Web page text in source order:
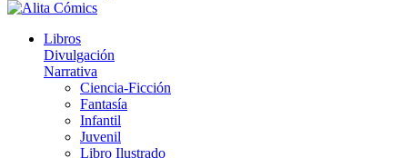
Libros
Divulgación
Narrativa
Ciencia-Ficción
Fantasía
Infantil
Juvenil
Libro Ilustrado